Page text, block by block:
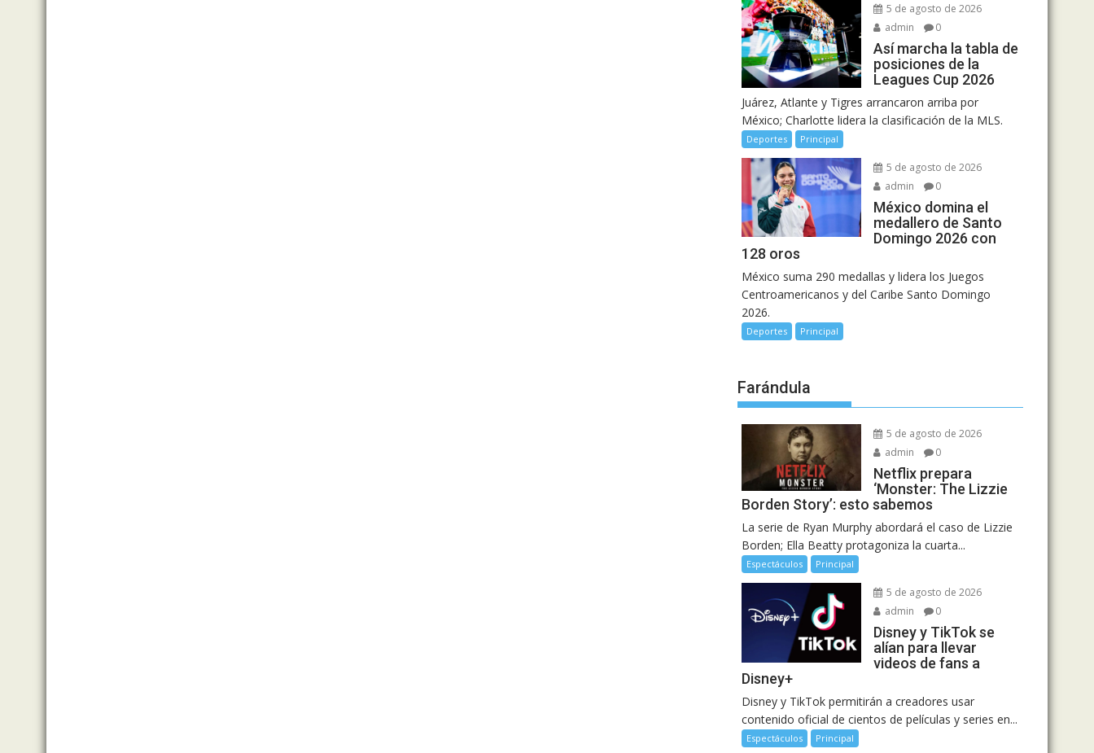
5 de agosto de 2026
admin
0
Así marcha la tabla de
posiciones de la
Leagues Cup 2026
Juárez, Atlante y Tigres arrancaron arriba por
México; Charlotte lidera la clasificación de la MLS.
Deportes Principal
5 de agosto de 2026
admin
0
México domina el
medallero de Santo
Domingo 2026 con
128 oros
México suma 290 medallas y lidera los Juegos
Centroamericanos y del Caribe Santo Domingo
2026.
Deportes Principal
Farándula
5 de agosto de 2026
admin
0
Netflix prepara
‘Monster: The Lizzie
Borden Story’: esto sabemos
La serie de Ryan Murphy abordará el caso de Lizzie
Borden; Ella Beatty protagoniza la cuarta...
Espectáculos Principal
5 de agosto de 2026
admin
0
Disney y TikTok se
alían para llevar
videos de fans a
Disney+
Disney y TikTok permitirán a creadores usar
contenido oficial de cientos de películas y series en...
Espectáculos Principal